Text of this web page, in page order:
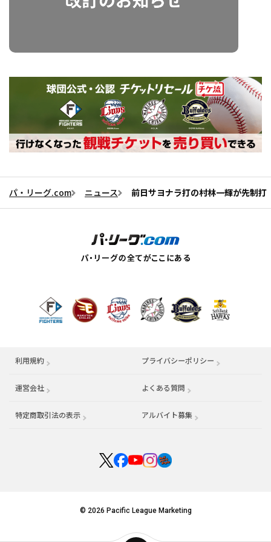
パ・リーグ.com ニュース 前日サヨナラ打の村林一輝が先制
利用規約 プライバシーポリシー
運営会社 （別ウィンドウで開く） よくある質問
特定商取引法の表示 アルバイト募集 （別ウィンドウで開く
© 2026 Pacific League Marketing